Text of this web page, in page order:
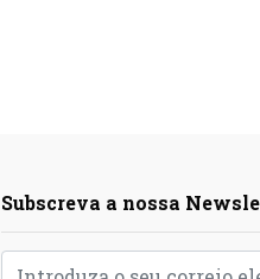
Subscreva a nossa